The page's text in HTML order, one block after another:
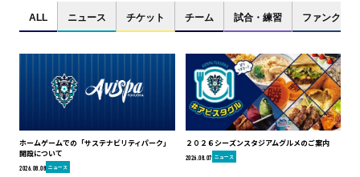
ALL ニュース チケット チーム 試合・練習 ファンクラブ
ホームゲームでの「サステナビリティパーク」
開設について
2026.08.08 ニュース
２０２６シーズンスタジアムグルメのご案内
2026.08.07 ニュース